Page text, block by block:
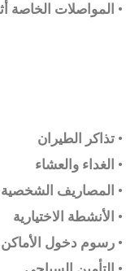
المواصلات الخاصة أثناء الرحلة •
تذاكر الطيران •
الغداء والعشاء •
المصاريف الشخصية •
الأنشطة الاختيارية •
رسوم دخول الأماكن غير المذكورة •